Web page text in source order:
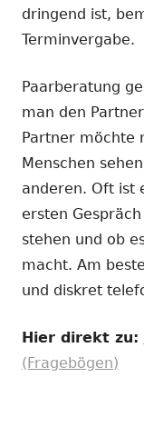
dringend ist,
Terminvergabe.
Paarberatung
man den
Partner möchte
Menschen
anderen. Oft ist
ersten
stehen und ob
macht. Am
und diskret
Hier direkt zu:
(Fragebögen)